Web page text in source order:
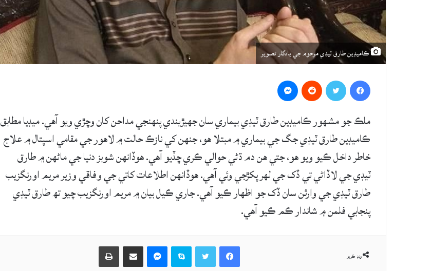
ڪاميڊين طارق ٽيڊي مرحوم جي يادگار تصوير
ملڪ جو مشهور ڪاميڊين طارق ٽيڊي بيماري سان جهيڙيندي پنهنجي مداحن کان وڇڙي ويو آهي. ميڊيا مطابق
ڪاميڊين طارق ٽيڊي جگ جي بيماري ۾ مبتلا هو، جنهن کي نازڪ حالت ۾ لاهور جي مقامي اسپتال ۾ علاج
خاطر داخل ڪيو ويو هو، جتي هن دم ڌڻي حوالي ڪري ڇڏيو آهي. هوڏانهن شوبز دنيا جي ماڻهن ۾ طارق
ٽيڊي جي لاڏاڻي تي ڏک جي لهر پکڙجي وئي آهي. هوڏانهن اطلاعات کاتي جي وفاقي وزير مريم اورنگزيب
طارق ٽيڊي جي وارثن سان ڏک جو اظهار ڪيو آهي. جاري ڪيل بيان ۾ مريم اورنگزيب چيو تھ طارق ٽيڊي
پنجابي فلمن ۾ شاندار ڪم ڪيو آهي.
ونڊ ڪريو
Facebook
Skype حصيداري ڪريو اي ميل ذريعي